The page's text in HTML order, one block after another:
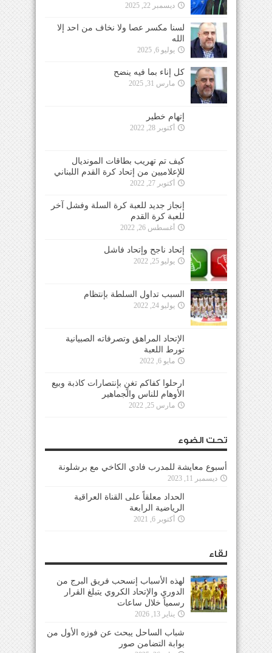
ديسمبر 22, 2025
لسنا مكسر عصا ولا نخاف من احد إلا
الله
يوليو 6, 2025
كل إناء بما فيه ينضح
مارس 31, 2025
إتهام خطير
أكتوبر 28, 2022
كيف تم تهريب بطاقات المونديال
للإعلاميين من إتحاد كرة القدم اللبناني
أكتوبر 27, 2022
إنجاز جديد للعبة كرة السلة وفشل آخر
للعبة كرة القدم
أغسطس 26, 2022
إتحاد ناجح وإتحاد فاشل
يوليو 25, 2022
السبب تداول السلطة بإنتظام
يوليو 24, 2022
الإتحاد المراهق وتصرفاته الصبيانية
تورط اللعبة
مايو 6, 2022
ارحلوا كفاكم تغنٍ بإنتصارات كاذبة وبيع
الأوهام للناس والجماهير
مارس 25, 2022
تحت الضوء
أسبوع معايشة للمدرب فادي الكاخي مع برشلونة
ديسمبر 11, 2023
الحداد معلقاً على القناة العراقية
الرياضية الرابعة
أكتوبر 6, 2021
لقاء
لهذه الأسباب إنسحب فريق البرج من
الدوري والإتحاد الكروي يتبلغ القرار
رسمياً خلال ساعات
يناير 13, 2026
شباب الساحل يبحث عن فوزه الأول من
بوابة التضامن صور